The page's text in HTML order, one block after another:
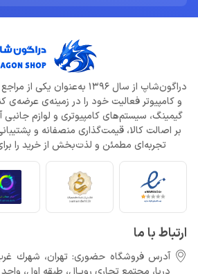
دراگون‌شاپ از سال 1396
و کامپیوتر فعالیت خود را در زمینه‌ی عرضه‌ی
گیمینگ، سیستم‌های کامپیوتری و لوازم جانبی
بر اصالت کالا، قیمت‌گذاری منصفانه و
تجربه‌ای مطمئن و لذت‌بخش از خرید را برای
ارتباط با ما
آدرس فروشگاه حضوری: تهران، شهرك